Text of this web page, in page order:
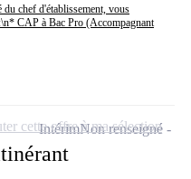
chef d'établissement, vous
CAP à Bac Pro (Accompagnant
IntérimNon renseigné
cette offre à ma sélection